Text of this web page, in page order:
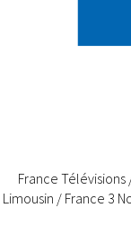
France
Limousin / France 3